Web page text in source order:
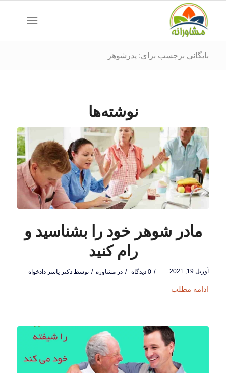
بایگانی برچسب برای: پدرشوهر
نوشته‌ها
مادر شوهر خود را بشناسید و
رام کنید
آوریل 19, 2021 / 0 دیدگاه / در مشاوره / توسط دکتر یاسر دادخواه
ادامه مطلب